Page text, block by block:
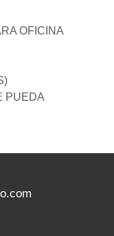
OFICINA
PUEDA